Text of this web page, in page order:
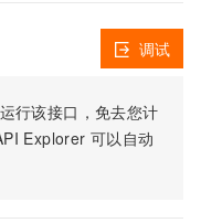
行该接口，免去您计
Explorer 可以自动
调试